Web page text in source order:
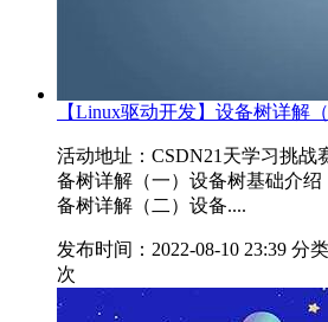
【Linux驱动开发】设备树详解
活动地址：CSDN21天学习挑战
备树详解（一）设备树基础介
备树详解（二）设备....
发布时间：2022-08-10 23:39 分
次